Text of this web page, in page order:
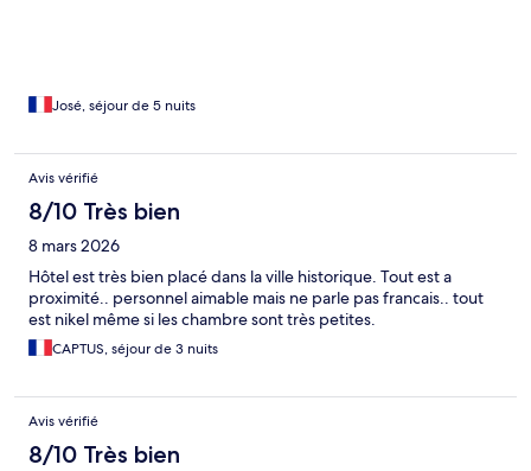
José, séjour de 5 nuits
Avis vérifié
8/10 Très bien
8 mars 2026
Hôtel est très bien placé dans la ville historique. Tout est a
proximité.. personnel aimable mais ne parle pas francais.. tout
est nikel même si les chambre sont très petites.
CAPTUS, séjour de 3 nuits
Avis vérifié
8/10 Très bien